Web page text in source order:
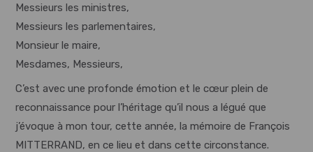
Messieurs les ministres,
Messieurs les parlementaires,
Monsieur le maire,
Mesdames, Messieurs,
C’est avec une profonde émotion et le cœur plein de
reconnaissance pour l’héritage qu’il nous a légué que
j’évoque à mon tour, cette année, la mémoire de François
MITTERRAND, en ce lieu et dans cette circonstance.